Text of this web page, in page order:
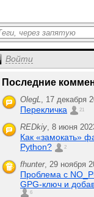
Войти
Последние
OlegL, 17 декабря
Перекличка 21
REDkiy, 8 июня
Как «замокать»
Python?
2
fhunter, 29 ноября
Проблема с
GPG-ключ и
6